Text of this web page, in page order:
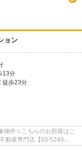
ョン
13分
徒歩23分
物件☆こちらのお部屋はご
動産専門店【03-5249-